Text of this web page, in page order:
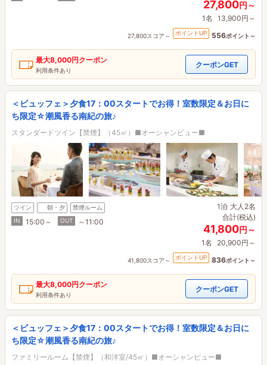
27,800円～
1名 13,900円～
27,800スコア～ ポイントUP 556ポイント～
最大8,000円クーポン
利用条件あり
クーポンGET
＜ビュッフェ＞夕食17：00スタートでお得！室数限定＆お日に
ち限定☆潮風香る南紀の旅♪
スタンダードツイン【禁煙】（45㎡）■オーシャンビュー■
ツイン 朝・夕
禁煙ルーム
IN
15:00～ OUT ～11:00
1泊 大人2名
合計(税込)
41,800円～
1名 20,900円～
41,800スコア～ ポイントUP 836ポイント～
最大8,000円クーポン
利用条件あり
クーポンGET
＜ビュッフェ＞夕食17：00スタートでお得！室数限定＆お日に
ち限定☆潮風香る南紀の旅♪
ファミリールーム【禁煙】（和洋室/45㎡）■オーシャンビュー■